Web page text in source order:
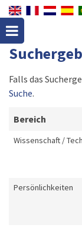
Falls das
Suche.
Bereich
Wissenschaft /
Persönlichkeiten